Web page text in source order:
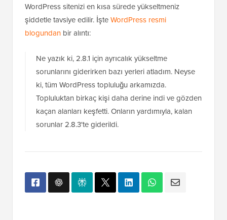
WordPress sitenizi en kısa sürede yükseltmeniz
şiddetle tavsiye edilir. İşteWordPress resmi
blogundan bir alıntı:
Ne yazık ki, 2.8.1 için ayrıcalık yükseltme
sorunlarını giderirken bazı yerleri atladım. Neyse
ki, tüm WordPress topluluğu arkamızda.
Topluluktan birkaç kişi daha derine indi ve gözden
kaçan alanları keşfetti. Onların yardımıyla, kalan
sorunlar 2.8.3'te giderildi.